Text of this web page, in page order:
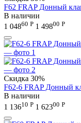
F62 FRAP Донный
В наличии
1 04860 Р 1 49800 Р
Скидка 30%
F62-6 FRAP Донный
В наличии
1 13610 Р 1 62300 Р